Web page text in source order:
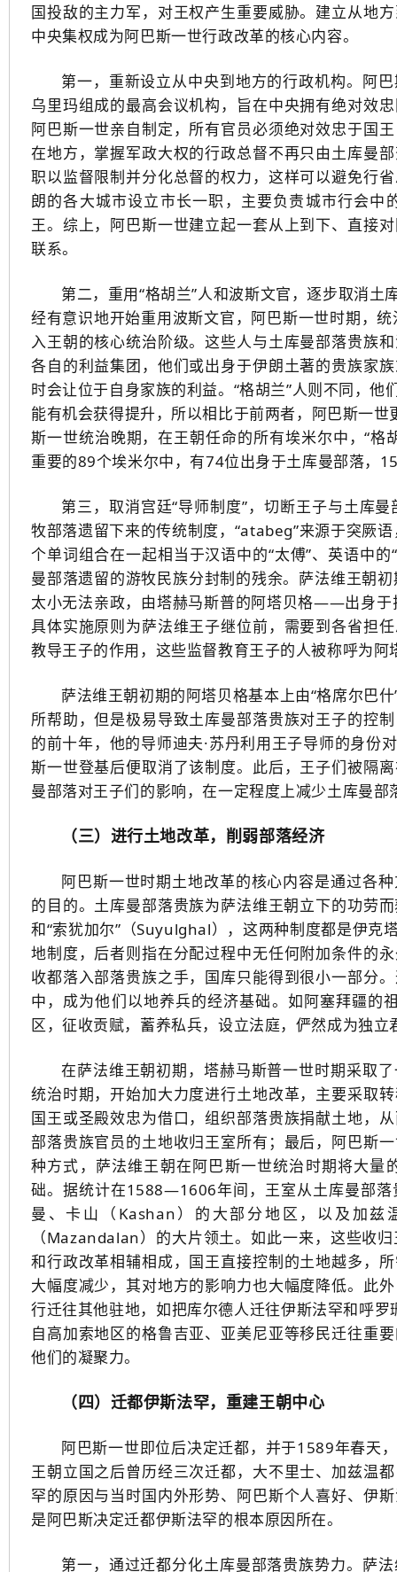
国投敌的主力军，对王权产生重要威胁。建立从地
中央集权成为阿巴斯一世行政改革的核心内容。
第一，重新设立从中央到地方的行政机构。阿
乌里玛组成的最高会议机构，旨在中央拥有绝对效
阿巴斯一世亲自制定，所有官员必须绝对效忠于国
在地方，掌握军政大权的行政总督不再只由土库曼
职以监督限制并分化总督的权力，这样可以避免行
朗的各大城市设立市长一职，主要负责城市行会
王。综上，阿巴斯一世建立起一套从上到下、直接
联系。
第二，重用“格胡兰”人和波斯文官，逐步取消
经有意识地开始重用波斯文官，阿巴斯一世时期，
入王朝的核心统治阶级。这些人与土库曼部落贵族
各自的利益集团，他们或出身于伊朗土著的贵族家
时会让位于自身家族的利益。“格胡兰”人则不同，
能有机会获得提升，所以相比于前两者，阿巴斯一
斯一世统治晚期，在王朝任命的所有埃米尔中，“
重要的89个埃米尔中，有74位出身于土库曼部落，
第三，取消宫廷“导师制度”，切断王子与土库
牧部落遗留下来的传统制度，“atabeg”来源于突厥
个单词组合在一起相当于汉语中的“太傅”、英语中
曼部落遗留的游牧民族分封制的残余。萨法维王朝
太小无法亲政，由塔赫马斯普的阿塔贝格——出身
具体实施原则为萨法维王子继位前，需要到各省担
教导王子的作用，这些监督教育王子的人被称呼为阿
萨法维王朝初期的阿塔贝格基本上由“格席尔巴
所帮助，但是极易导致土库曼部落贵族对王子的控
的前十年，他的导师迪夫·苏丹利用王子导师的身份
斯一世登基后便取消了该制度。此后，王子们被隔
曼部落对王子们的影响，在一定程度上减少土库曼
（三）进行土地改革，削弱部落经济
阿巴斯一世时期土地改革的核心内容是通过各
的目的。土库曼部落贵族为萨法维王朝立下的功劳
和“索犹加尔”（Suyulghal），这两种制度都是伊克
地制度，后者则指在分配过程中无任何附加条件的
收都落入部落贵族之手，国库只能得到很小一部分
中，成为他们以地养兵的经济基础。如阿塞拜疆
区，征收贡赋，蓄养私兵，设立法庭，俨然成为独立
在萨法维王朝初期，塔赫马斯普一世时期采取
统治时期，开始加大力度进行土地改革，主要采取
国王或圣殿效忠为借口，组织部落贵族捐献土地，
部落贵族官员的土地收归王室所有；最后，阿巴斯
种方式，萨法维王朝在阿巴斯一世统治时期将大
础。据统计在1588—1606年间，王室从土库曼部
曼、卡山（Kashan）的大部分地区，以及加
（Mazandalan）的大片领土。如此一来，这些收
和行政改革相辅相成，国王直接控制的土地越多，
大幅度减少，其对地方的影响力也大幅度降低。此
行迁往其他驻地，如把库尔德人迁往伊斯法罕和呼
自高加索地区的格鲁吉亚、亚美尼亚等移民迁往重
他们的凝聚力。
（四）迁都伊斯法罕，重建王朝中心
阿巴斯一世即位后决定迁都，并于1589年春天
王朝立国之后曾历经三次迁都，大不里士、加兹温
罕的原因与当时国内外形势、阿巴斯个人喜好、伊
是阿巴斯决定迁都伊斯法罕的根本原因所在。
第一，通过迁都分化土库曼部落贵族势力。萨